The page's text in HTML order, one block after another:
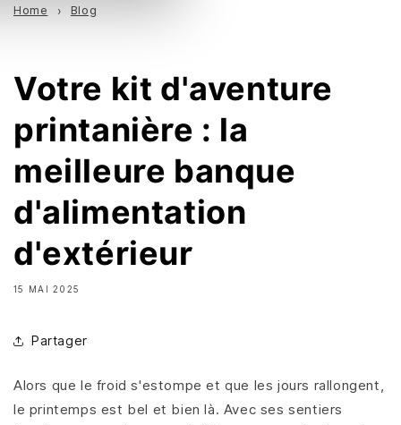
Home Blog
Votre kit d'aventure
printanière : la
meilleure banque
d'alimentation
d'extérieur
15 MAI 2025
Partager
Alors que le froid s'estompe et que les jours rallongent,
le printemps est bel et bien là. Avec ses sentiers